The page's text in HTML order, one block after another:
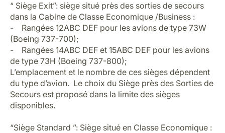
“ Siège Exit”: siège situé près des sorties de secours
dans la Cabine de Classe Economique /Business :
- Rangées 12ABC DEF pour les avions de type 73W
(Boeing 737-700);
- Rangées 14ABC DEF et 15ABC DEF pour les avions
de type 73H (Boeing 737-800);
L’emplacement et le nombre de ces sièges dépendent
du type d’avion. Le choix du Siège près des Sorties de
Secours est proposé dans la limite des sièges
disponibles.
“Siège Standard ”: Siège situé en Classe Economique :